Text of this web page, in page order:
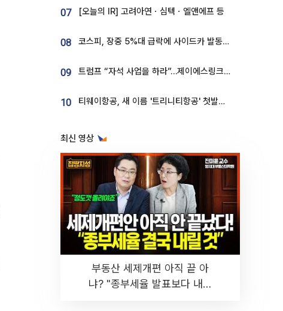
07 [오늘의 IR] 고려아연ㆍ심텍ㆍ엘앤에프 등
08 코스피, 장중 5%대 급락에 사이드카 발동…삼성·SK 동반 폭락
09 트럼프 “자석 사업을 하라”…제이에스링크, 비중국 영구자석 공급망 구축 속도
10 티웨이항공, 새 이름 '트리니티항공' 첫발…SSC 전략 본격화
최신 영상
부동산 세제개편 아직 끝 아
냐? "종부세율 발표보다 내릴